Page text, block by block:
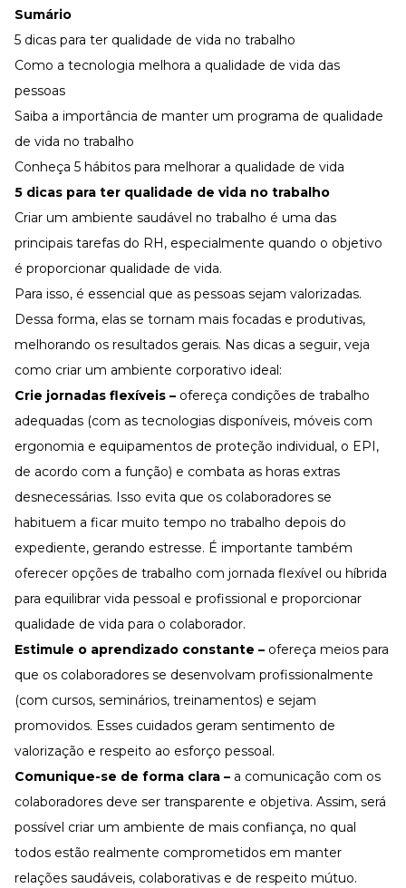
Sumário
5 dicas para ter qualidade de vida no trabalho
Como a tecnologia melhora a qualidade de vida das
pessoas
Saiba a importância de manter um programa de qualidade
de vida no trabalho
Conheça 5 hábitos para melhorar a qualidade de vida
5 dicas para ter qualidade de vida no trabalho
Criar um ambiente saudável no trabalho é uma das
principais tarefas do RH, especialmente quando o objetivo
é proporcionar qualidade de vida.
Para isso, é essencial que as pessoas sejam valorizadas.
Dessa forma, elas se tornam mais focadas e produtivas,
melhorando os resultados gerais. Nas dicas a seguir, veja
como criar um ambiente corporativo ideal:
Crie jornadas flexíveis – ofereça condições de trabalho
adequadas (com as tecnologias disponíveis, móveis com
ergonomia e equipamentos de proteção individual, o EPI,
de acordo com a função) e combata as horas extras
desnecessárias. Isso evita que os colaboradores se
habituem a ficar muito tempo no trabalho depois do
expediente, gerando estresse. É importante também
oferecer opções de trabalho com jornada flexível ou híbrida
para equilibrar vida pessoal e profissional e proporcionar
qualidade de vida para o colaborador.
Estimule o aprendizado constante – ofereça meios para
que os colaboradores se desenvolvam profissionalmente
(com cursos, seminários, treinamentos) e sejam
promovidos. Esses cuidados geram sentimento de
valorização e respeito ao esforço pessoal.
Comunique-se de forma clara – a comunicação com os
colaboradores deve ser transparente e objetiva. Assim, será
possível criar um ambiente de mais confiança, no qual
todos estão realmente comprometidos em manter
relações saudáveis, colaborativas e de respeito mútuo.